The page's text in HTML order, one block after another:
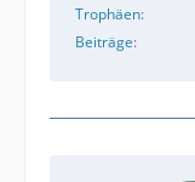
Trophäen
Beiträge